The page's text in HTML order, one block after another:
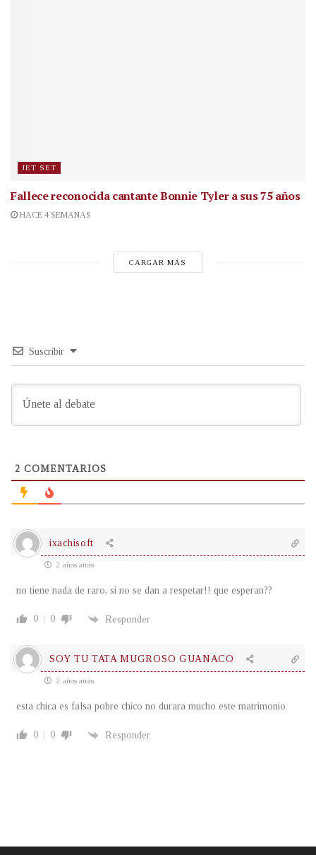
JET SET
Fallece reconocida cantanteBonnie Tyler a sus 75 años
HACE 4 SEMANAS
CARGAR MÁS
Suscribir
2 COMENTARIOS
ixachisoft
2 años atrás
no tiene nada de raro, si no se dan a respetar!! que esperan??
0 0 Responder
SOY TU TATA MUGROSO GUANACO
2 años atrás
esta chica es falsa pobre chico no durara mucho este matrimonio
0 0 Responder